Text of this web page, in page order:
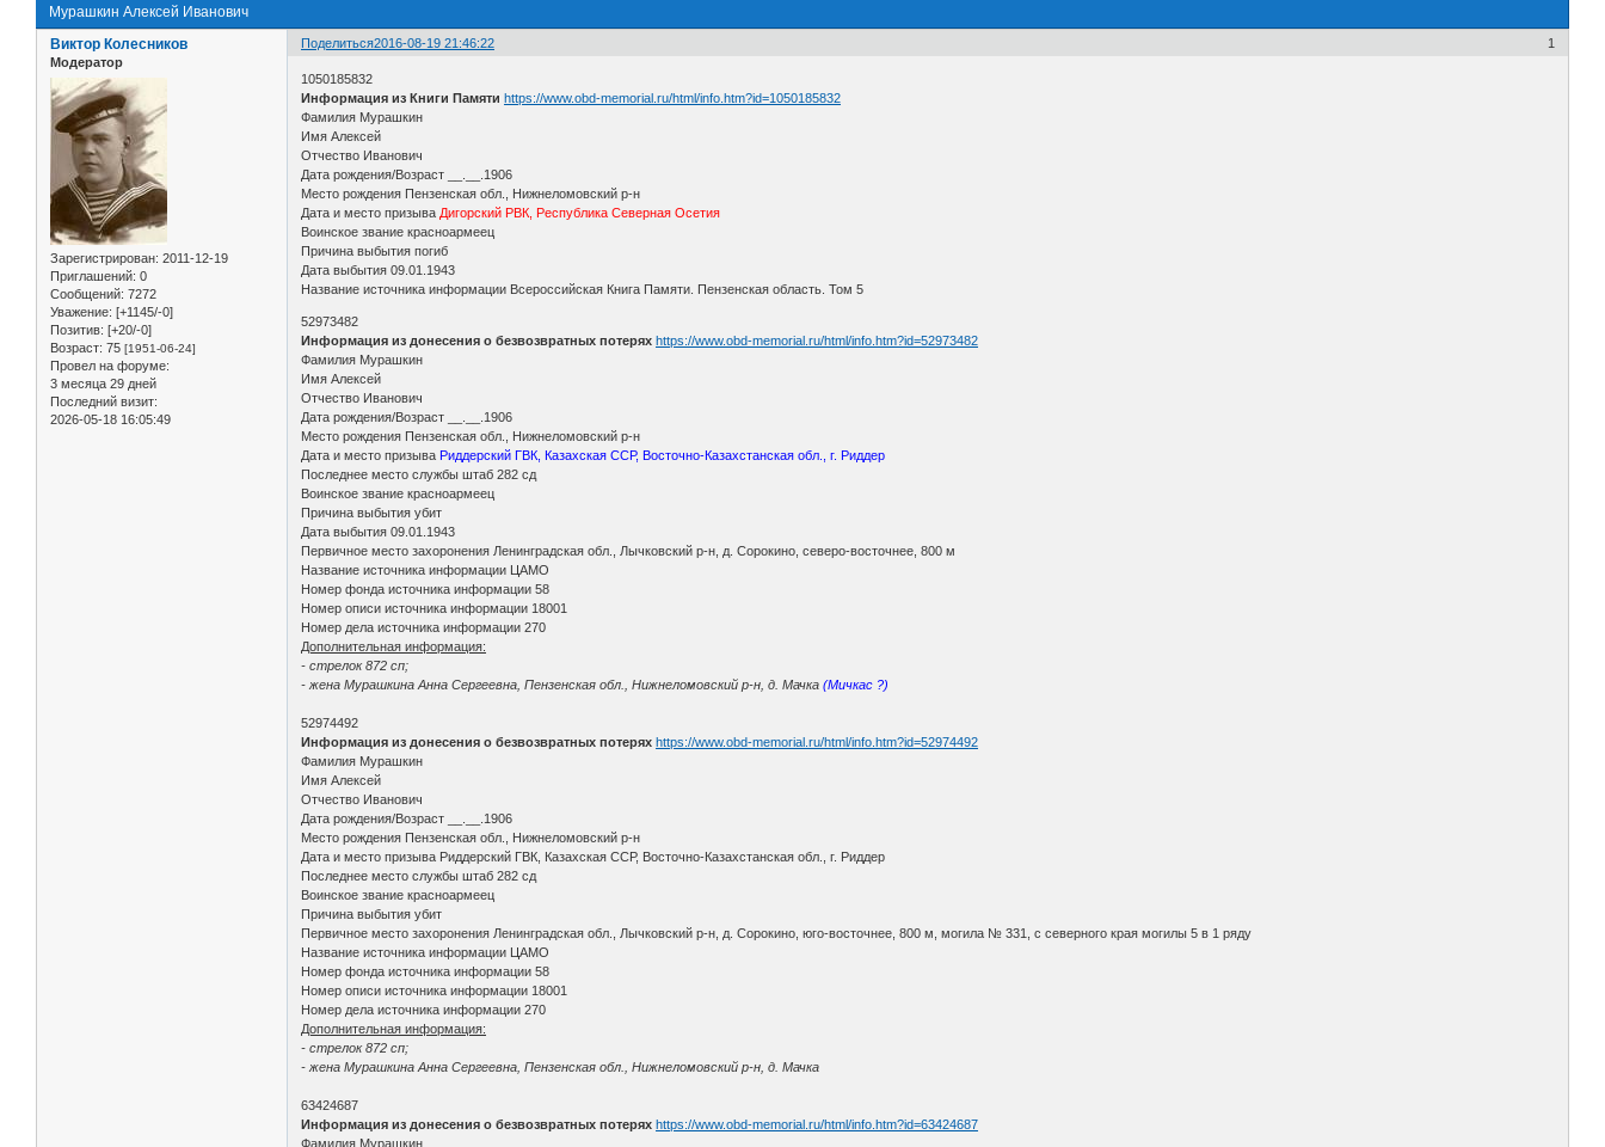
Мурашкин Алексей Иванович
Поделиться 1
2016-08-19 21:46:22
Виктор Колесников
Модератор
Зарегистрирован: 2011-12-19
Приглашений: 0
Сообщений: 7272
Уважение: [+1145/-0]
Позитив: [+20/-0]
Возраст: 75 [1951-06-24]
Провел на форуме:
3 месяца 29 дней
Последний визит:
2026-05-18 16:05:49
1050185832
Информация из Книги Памяти https://www.obd-memorial.ru/html/info.htm?id=1050185832
Фамилия Мурашкин
Имя Алексей
Отчество Иванович
Дата рождения/Возраст __.__.1906
Место рождения Пензенская обл., Нижнеломовский р-н
Дата и место призыва Дигорский РВК, Республика Северная Осетия
Воинское звание красноармеец
Причина выбытия погиб
Дата выбытия 09.01.1943
Название источника информации Всероссийская Книга Памяти. Пензенская область. Том 5
52973482
Информация из донесения о безвозвратных потерях https://www.obd-memorial.ru/html/info.htm?id=52973482
Фамилия Мурашкин
Имя Алексей
Отчество Иванович
Дата рождения/Возраст __.__.1906
Место рождения Пензенская обл., Нижнеломовский р-н
Дата и место призыва Риддерский ГВК, Казахская ССР, Восточно-Казахстанская обл., г. Риддер
Последнее место службы штаб 282 сд
Воинское звание красноармеец
Причина выбытия убит
Дата выбытия 09.01.1943
Первичное место захоронения Ленинградская обл., Лычковский р-н, д. Сорокино, северо-восточнее, 800 м
Название источника информации ЦАМО
Номер фонда источника информации 58
Номер описи источника информации 18001
Номер дела источника информации 270
Дополнительная информация:
- стрелок 872 сп;
- жена Мурашкина Анна Сергеевна, Пензенская обл., Нижнеломовский р-н, д. Мачка(Мичкас ?)
52974492
Информация из донесения о безвозвратных потерях https://www.obd-memorial.ru/html/info.htm?id=52974492
Фамилия Мурашкин
Имя Алексей
Отчество Иванович
Дата рождения/Возраст __.__.1906
Место рождения Пензенская обл., Нижнеломовский р-н
Дата и место призыва Риддерский ГВК, Казахская ССР, Восточно-Казахстанская обл., г. Риддер
Последнее место службы штаб 282 сд
Воинское звание красноармеец
Причина выбытия убит
Первичное место захоронения Ленинградская обл., Лычковский р-н, д. Сорокино, юго-восточнее, 800 м, могила № 331, с северного края могилы 5 в 1 ряду
Название источника информации ЦАМО
Номер фонда источника информации 58
Номер описи источника информации 18001
Номер дела источника информации 270
Дополнительная информация:
- стрелок 872 сп;
- жена Мурашкина Анна Сергеевна, Пензенская обл., Нижнеломовский р-н, д. Мачка
63424687
Информация из донесения о безвозвратных потерях https://www.obd-memorial.ru/html/info.htm?id=63424687
Фамилия Мурашкин